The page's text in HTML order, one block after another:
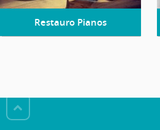
Restauro Pianos